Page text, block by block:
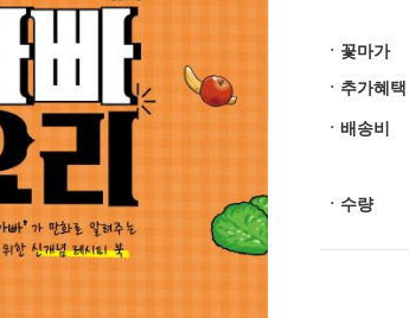
ㆍ꽃마가
ㆍ추가혜택
ㆍ배송비
ㆍ수량